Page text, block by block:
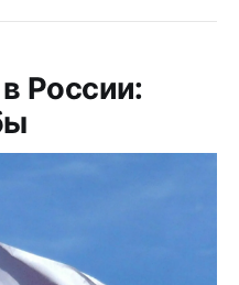
России: